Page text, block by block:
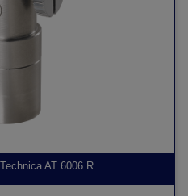
AT 6006 R